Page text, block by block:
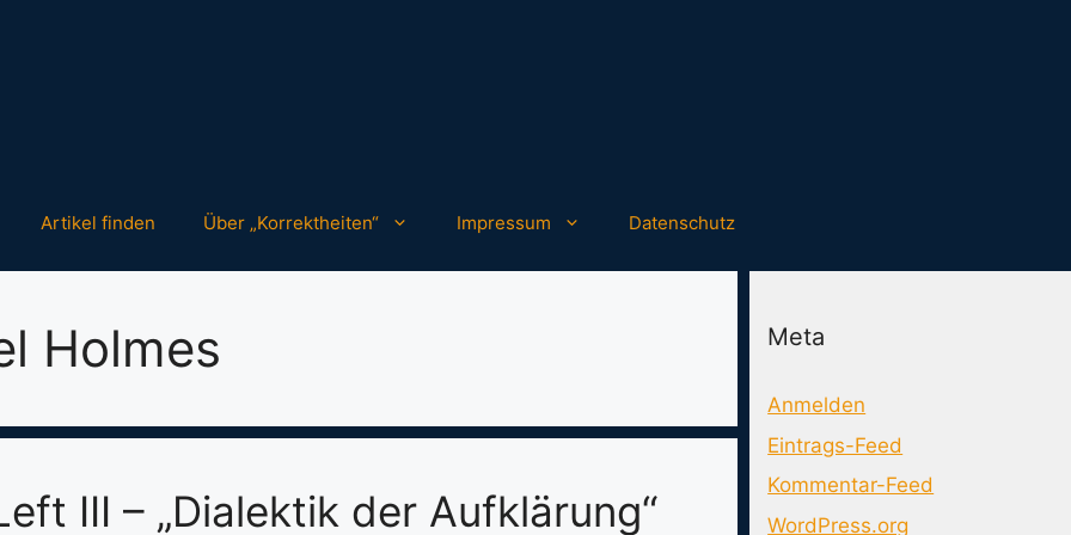
Artikel finden Über „Korrektheiten“ Impressum Datenschutz
Holmes
III – „Dialektik der Aufklärung“
Meta
Anmelden
Eintrags-Feed
Kommentar-Feed
WordPress.org